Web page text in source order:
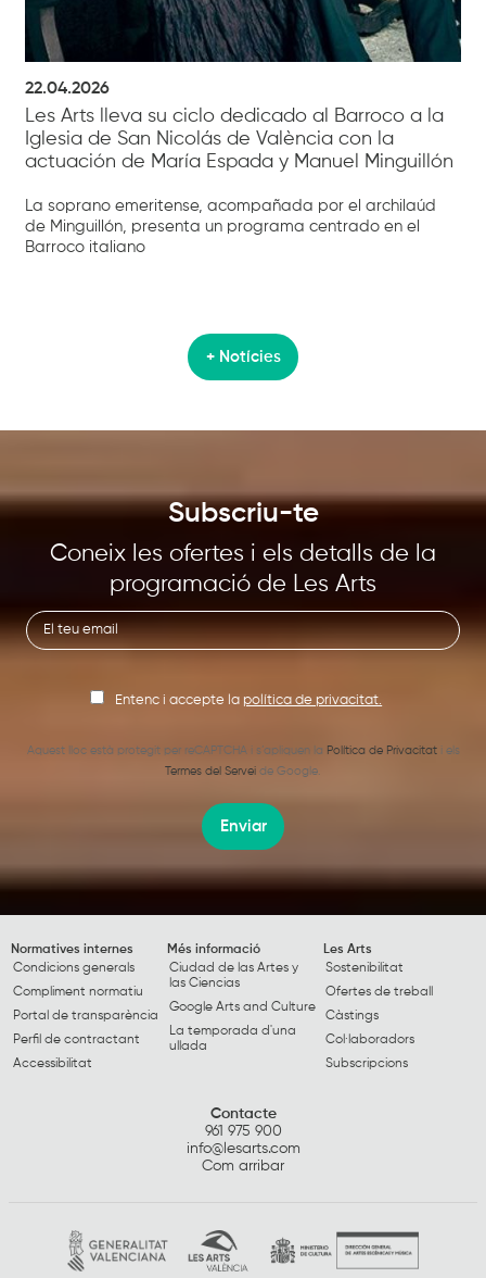
22.04.2026
Les Arts lleva su ciclo dedicado al Barroco a la
Iglesia de San Nicolás de València con la
actuación de María Espada y Manuel Minguillón
La soprano emeritense, acompañada por el archilaúd
de Minguillón, presenta un programa centrado en el
Barroco italiano
+ Notícies
Subscriu-te
Coneix les ofertes i els detalls de la
programació de Les Arts
Entenc i accepte la política de privacitat.
Aquest lloc està protegit per reCAPTCHA i s’apliquen la Política de Privacitati els
Termes del Servei de Google.
Enviar
Normatives internes
Condicions generals
Compliment normatiu
Portal de transparència
Perfil de contractant
Accessibilitat
Més informació
Ciudad de las Artes y
las Ciencias
Google Arts and Culture
La temporada d'una
ullada
Les Arts
Sostenibilitat
Ofertes de treball
Càstings
Col·laboradors
Subscripcions
Contacte
961 975 900
info@lesarts.com
Com arribar